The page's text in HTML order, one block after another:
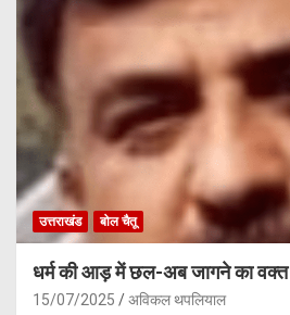
उत्तराखंड बोल चैतू
धर्म की आड़ में छल-अब जागने का वक्त
15/07/2025 अविकल थपलियाल